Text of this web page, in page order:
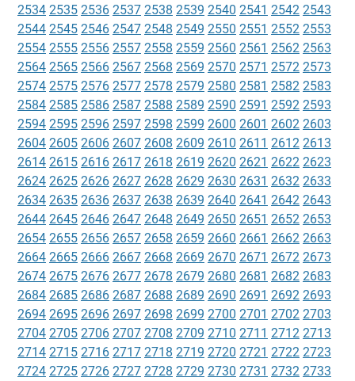
2534 2535 2536 2537 2538 2539 2540 2541 2542 2543
2544 2545 2546 2547 2548 2549 2550 2551 2552 2553
2554 2555 2556 2557 2558 2559 2560 2561 2562 2563
2564 2565 2566 2567 2568 2569 2570 2571 2572 2573
2574 2575 2576 2577 2578 2579 2580 2581 2582 2583
2584 2585 2586 2587 2588 2589 2590 2591 2592 2593
2594 2595 2596 2597 2598 2599 2600 2601 2602 2603
2604 2605 2606 2607 2608 2609 2610 2611 2612 2613
2614 2615 2616 2617 2618 2619 2620 2621 2622 2623
2624 2625 2626 2627 2628 2629 2630 2631 2632 2633
2634 2635 2636 2637 2638 2639 2640 2641 2642 2643
2644 2645 2646 2647 2648 2649 2650 2651 2652 2653
2654 2655 2656 2657 2658 2659 2660 2661 2662 2663
2664 2665 2666 2667 2668 2669 2670 2671 2672 2673
2674 2675 2676 2677 2678 2679 2680 2681 2682 2683
2684 2685 2686 2687 2688 2689 2690 2691 2692 2693
2694 2695 2696 2697 2698 2699 2700 2701 2702 2703
2704 2705 2706 2707 2708 2709 2710 2711 2712 2713
2714 2715 2716 2717 2718 2719 2720 2721 2722 2723
2724 2725 2726 2727 2728 2729 2730 2731 2732 2733